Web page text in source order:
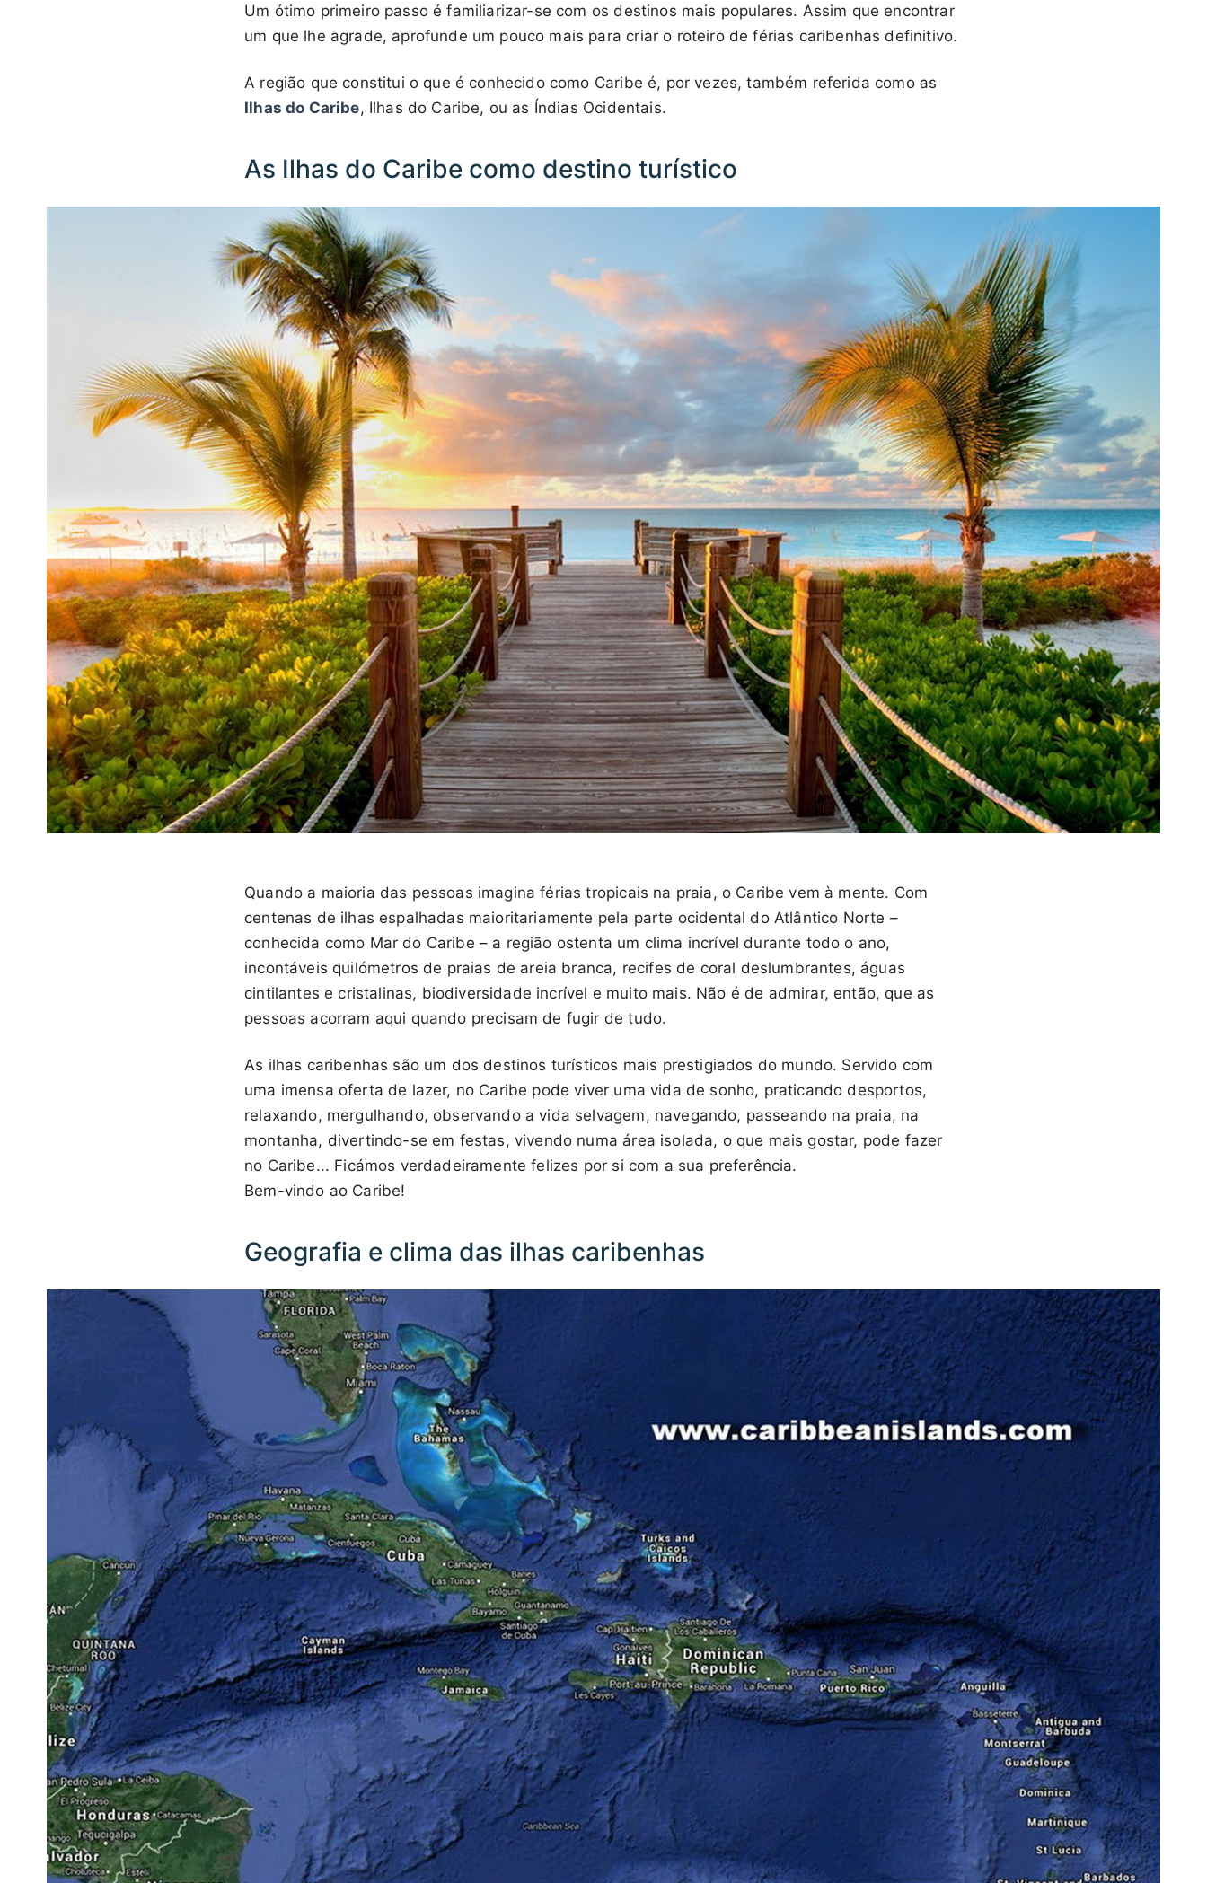
Um ótimo primeiro passo é familiarizar-se com os destinos mais populares. Assim que encontrar
um que lhe agrade, aprofunde um pouco mais para criar o roteiro de férias caribenhas definitivo.
A região que constitui o que é conhecido como Caribe é, por vezes, também referida como as
Ilhas do Caribe, Ilhas do Caribe, ou as Índias Ocidentais.
As Ilhas do Caribe como destino turístico
Quando a maioria das pessoas imagina férias tropicais na praia, o Caribe vem à mente. Com
centenas de ilhas espalhadas maioritariamente pela parte ocidental do Atlântico Norte –
conhecida como Mar do Caribe – a região ostenta um clima incrível durante todo o ano,
incontáveis quilómetros de praias de areia branca, recifes de coral deslumbrantes, águas
cintilantes e cristalinas, biodiversidade incrível e muito mais. Não é de admirar, então, que as
pessoas acorram aqui quando precisam de fugir de tudo.
As ilhas caribenhas são um dos destinos turísticos mais prestigiados do mundo. Servido com
uma imensa oferta de lazer, no Caribe pode viver uma vida de sonho, praticando desportos,
relaxando, mergulhando, observando a vida selvagem, navegando, passeando na praia, na
montanha, divertindo-se em festas, vivendo numa área isolada, o que mais gostar, pode fazer
no Caribe... Ficámos verdadeiramente felizes por si com a sua preferência.
Bem-vindo ao Caribe!
Geografia e clima das ilhas caribenhas